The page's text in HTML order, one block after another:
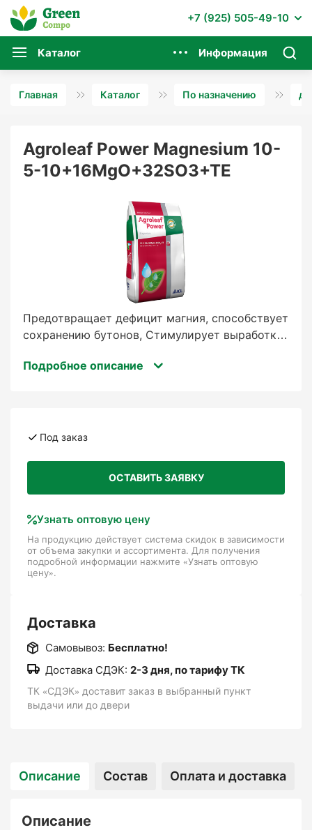
+7 (925) 505-49-10
Каталог Информация
Главная Каталог По назначению
Agroleaf Power Magnesium 10-
5-10+16MgO+32SO3+TE
Предотвращает дефицит магния, способствует
сохранению бутонов, Стимулирует выработку
фотосинтеза, Чрезвычайно высокая
адаптированный к текущим потребностям
чистота для быстрого действия, безопасности
растворимость, даже в холодной воде, Может
смешиваться со средствами защиты растений,
Формулы DPI и M-77 для максимального
использования питательных веществ.
Подробное описание
Под заказ
ОСТАВИТЬ ЗАЯВКУ
Узнать оптовую цену
На продукцию действует система скидок в зависимости
от объема закупки и ассортимента. Для получения
подробной информации нажмите «Узнать оптовую
цену».
Доставка
Самовывоз: Бесплатно!
Доставка СДЭК: 2-3 дня, по тарифу ТК
ТК «СДЭК» доставит заказ в выбранный пункт
выдачи или до двери
Описание Состав Оплата и доставка
Описание